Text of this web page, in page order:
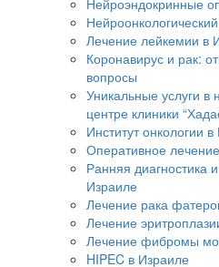
Лечение лейкемии в
Коронавирус и рак:
вопросы
Уникальные услуги в
центре клиники
Институт онкологии
Оперативное
Ранняя диагностика
Израиле
Лечение рака
Лечение
Лечение фибромы
HIPEC в Израиле